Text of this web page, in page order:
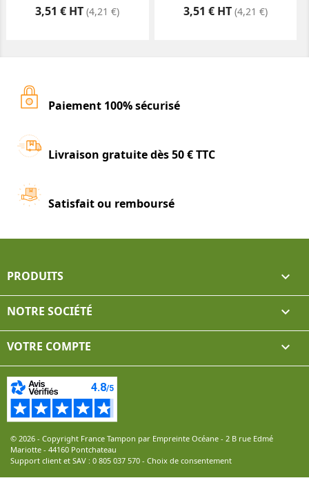
Prix
3,51 € HT (4,21 €) Prix
3,51 € HT (4,21 €)
Paiement 100% sécurisé
Livraison gratuite dès 50 € TTC
Satisfait ou remboursé
PRODUITS 
NOTRE SOCIÉTÉ 
VOTRE COMPTE 
© 2026 - Copyright France Tampon par Empreinte Océane - 2 B rue Edmé
Mariotte - 44160 Pontchateau
Support client et SAV : 0 805 037 570 - Choix de consentement